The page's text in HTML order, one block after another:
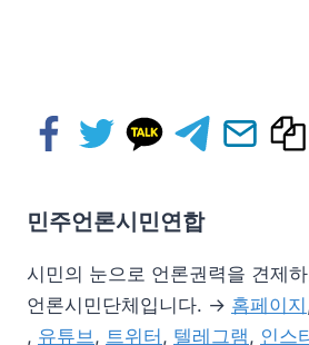
민주언론시민연합
시민의 눈으로 언론권력을 견제
언론시민단체입니다. → 홈페이지
, 유튜브, 트위터 , 텔레그램, 인스